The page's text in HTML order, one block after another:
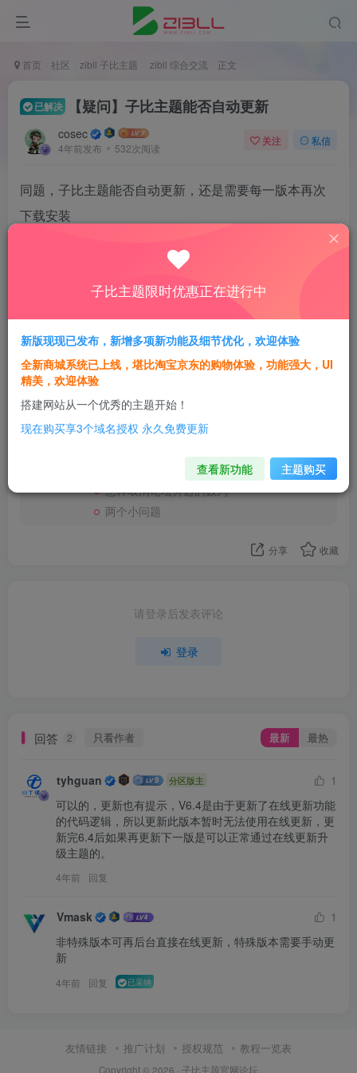
首页 社区 zibll 子比主题 zibll 综合交流 正文
已解决 【疑问】子比主题能否自动更新
cosec
4年前发布 532次阅读
关注 私信
同题，子比主题能否自动更新，还是需要每一版本再次
下载安装
评分
欢迎为Ta评分
6篇帖子
cosec 关注
子比主题购买后需要立即授权吗？过段时间再授权可以吗？
怎样让资源下载在文章中间显示
怎样取消论坛旁边的数列
两个小问题
分享 收藏
请登录后发表评论
登录
回答 2 只看作者 最新 最热
tyhguan 分区版主
1
可以的，更新也有提示，V6.4是由于更新了在线更新功能
的代码逻辑，所以更新此版本暂时无法使用在线更新，更
新完6.4后如果再更新下一版是可以正常通过在线更新升
级主题的。
4年前 回复
Vmask
1
非特殊版本可再后台直接在线更新，特殊版本需要手动更
新
4年前 回复 已采纳
友情链接 推广计划 授权规范 教程一览表
Copyright © 2026 · 子比主题官网论坛
子比主题限时优惠正在进行中
新版现现已发布，新增多项新功能及细节优化，欢迎体验
全新商城系统已上线，堪比淘宝京东的购物体验，功能强大，UI
精美，欢迎体验
搭建网站从一个优秀的主题开始！
现在购买享3个域名授权 永久免费更新
查看新功能 主题购买